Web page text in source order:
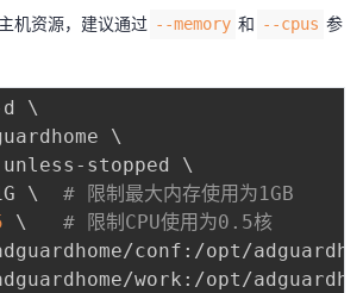
机资源，建议通过 --memory 和 --cpus 参
\
\
stopped
\
\
# 限制最大内存使用为1GB
\
# 限制CPU使用为0.5核
conf:/opt/
work:/opt/